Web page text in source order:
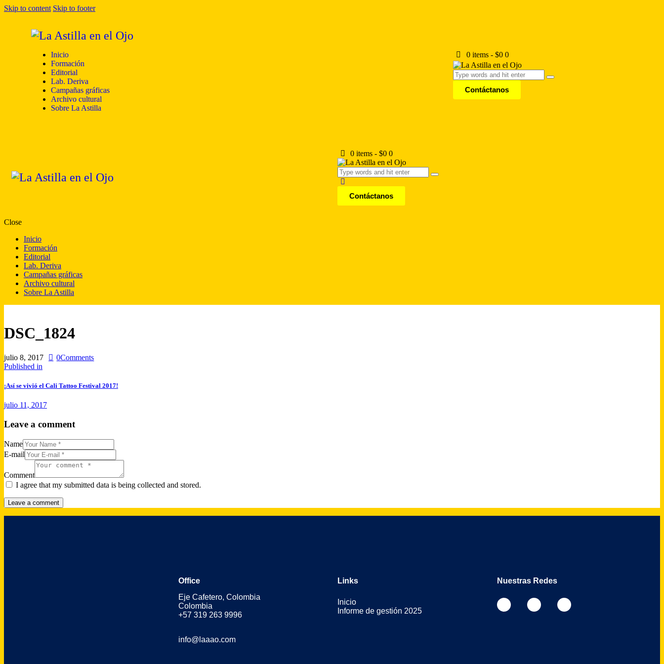
Skip to content Skip to footer
Inicio
Formación
Editorial
Lab. Deriva
Campañas gráficas
Archivo cultural
Sobre La Astilla
0 items- $0 0
Contáctanos
0 items -$0 0
Contáctanos
Close
Inicio
Formación
Editorial
Lab. Deriva
Campañas gráficas
Archivo cultural
Sobre La Astilla
DSC_1824
julio 8, 2017 0Comments
Published in
¡Así se vivió el Cali Tattoo Festival 2017!
julio 11, 2017
Leave a comment
Name
E-mail
Comment
I agree that my submitted data is being collected and stored.
Office
Eje Cafetero, Colombia
Colombia
+57 319 263 9996
info@laaao.com
Links
Inicio
Informe de gestión 2025
Nuestras Redes